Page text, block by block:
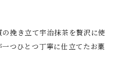
挽き立て宇治抹茶を贅沢に使
つひとつ丁寧に仕立てたお菓